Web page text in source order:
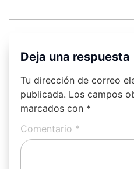
Deja una respuesta
Tu dirección de correo
publicada. Los campos
marcados con *
Comentario *